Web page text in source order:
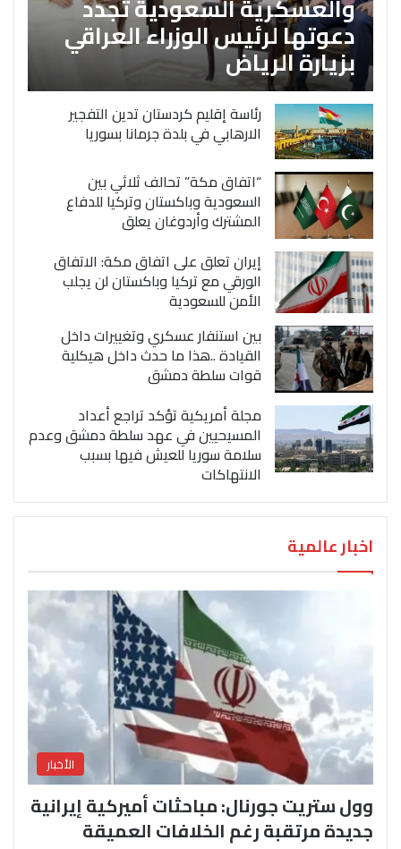
دعوتها لرئيس الوزراء العراقي
بزيارة الرياض
رئاسة إقليم كردستان تدين التفجير
الارهابي في بلدة جرمانا بسوريا
“اتفاق مكة” تحالف ثلاثي بين
السعودية وباكستان وتركيا للدفاع
المشترك وأردوغان يعلق
إيران تعلق على اتفاق مكة: الاتفاق
الورقي مع تركيا وباكستان لن يجلب
الأمن للسعودية
بين استنفار عسكري وتغييرات داخل
القيادة ..هذا ما حدث داخل هيكلية
قوات سلطة دمشق
مجلة أمريكية تؤكد تراجع أعداد
المسيحيين في عهد سلطة دمشق وعدم
سلامة سوريا للعيش فيها بسبب
الانتهاكات
اخبار عالمية
الأخبار
وول ستريت جورنال: مباحثات أميركية إيرانية
جديدة مرتقبة رغم الخلافات العميقة